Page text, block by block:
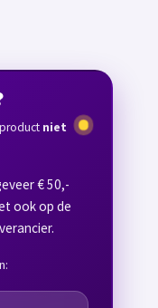
niet
€ 50,-
ook op de